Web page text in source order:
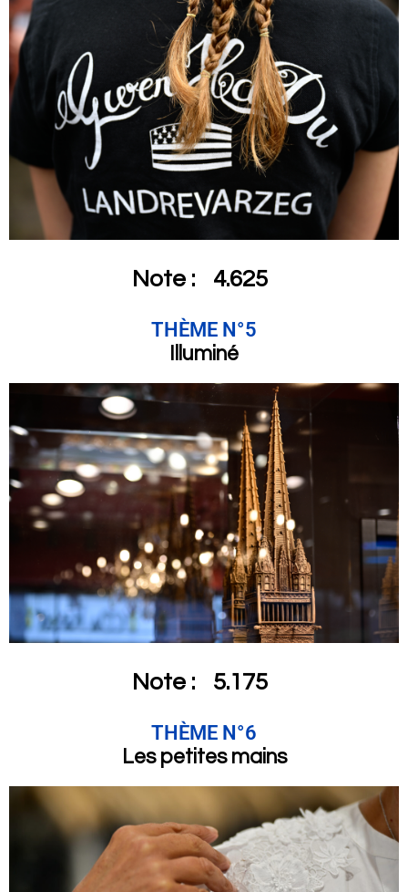
Note : 4.625
THÈME N°5
Illuminé
Note : 5.175
THÈME N°6
Les petites mains